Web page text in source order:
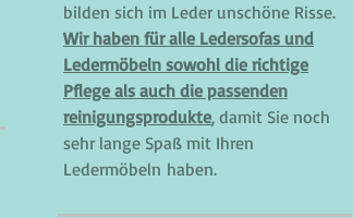
bilden sich im Leder unschöne Risse.
Wir haben für alle Ledersofas und
Ledermöbeln sowohl die richtige
Pflege als auch die passenden
reinigungsprodukte, damit Sie noch
sehr lange Spaß mit Ihren
Ledermöbeln haben.